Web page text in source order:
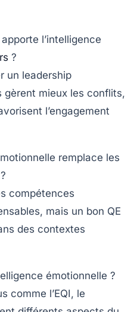
l’intelligence
?
un leadership
mieux les conflits,
l’engagement
remplace les
compétences
mais un bon QE
des contextes
émotionnelle ?
comme l’EQI, le